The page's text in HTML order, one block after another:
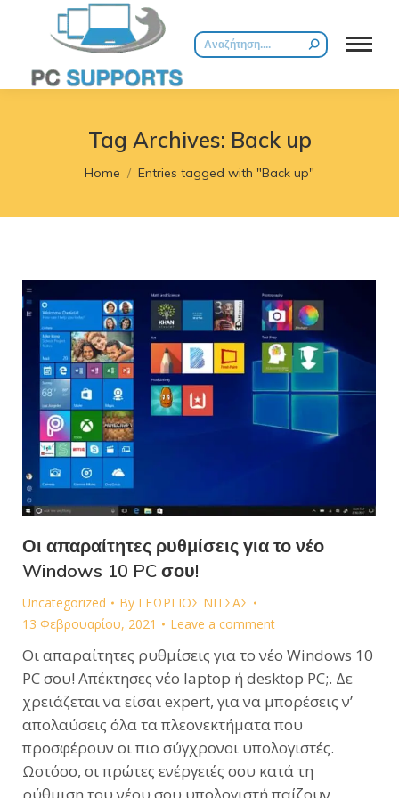
Search:
Tag Archives: Back up
You are here:
Home Entries tagged with "Back up"
Οι απαραίτητες ρυθμίσεις για το νέο
Windows 10 PC σου!
Uncategorized By ΓΕΩΡΓΙΟΣ ΝΙΤΣΑΣ
13 Φεβρουαρίου, 2021
Leave a comment
Οι απαραίτητες ρυθμίσεις για το νέο Windows 10
PC σου! Απέκτησες νέο laptop ή desktop PC;. Δε
χρειάζεται να είσαι expert, για να μπορέσεις ν’
απολαύσεις όλα τα πλεονεκτήματα που
προσφέρουν οι πιο σύγχρονοι υπολογιστές.
Ωστόσο, οι πρώτες ενέργειές σου κατά τη
ρύθμιση του νέου σου υπολογιστή παίζουν